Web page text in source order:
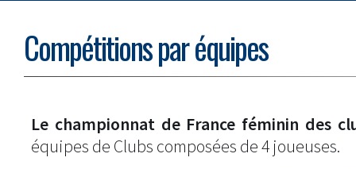
Compétitions par équipes
Le championnat de France féminin des
équipes de Clubs composées de 4 joueuses.